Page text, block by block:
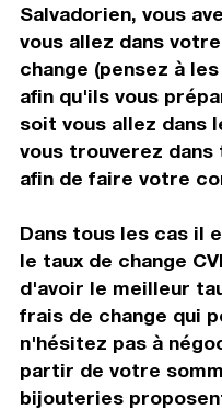
Salvadorien, vous
vous allez dans
change (pensez à
afin qu'ils vous
soit vous allez dans
vous trouverez
afin de faire votre
Dans tous les cas il
le taux de change
d'avoir le meilleur
frais de change qui
n'hésitez pas à
partir de votre
bijouteries